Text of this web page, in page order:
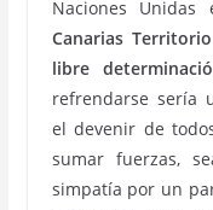
Naciones Unidas
Canarias
libre
refrendarse sería
el devenir de
sumar fuerzas,
simpatía por un